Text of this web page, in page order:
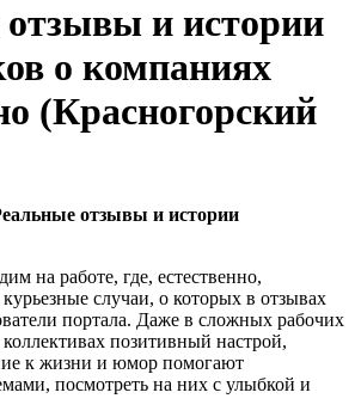
и истории
о компаниях
(Красногорский
отзывы и истории
на работе, где, естественно,
случаи, о которых в отзывах
портала. Даже в сложных рабочих
позитивный настрой,
к жизни и юмор помогают
посмотреть на них с улыбкой и